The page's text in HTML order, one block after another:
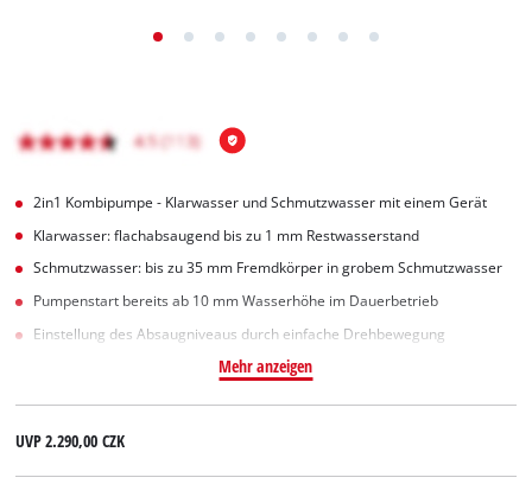
2in1 Kombipumpe - Klarwasser und Schmutzwasser mit einem Gerät
Klarwasser: flachabsaugend bis zu 1 mm Restwasserstand
Schmutzwasser: bis zu 35 mm Fremdkörper in grobem Schmutzwasser
Pumpenstart bereits ab 10 mm Wasserhöhe im Dauerbetrieb
Einstellung des Absaugniveaus durch einfache Drehbewegung
Mehr anzeigen
UVP2.290,00 CZK